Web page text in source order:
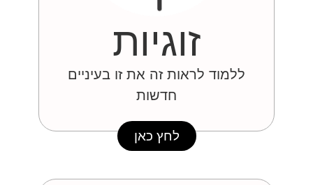
זוגיות
ללמוד לראות זה את זו בעיניים
חדשות
לחץ כאן